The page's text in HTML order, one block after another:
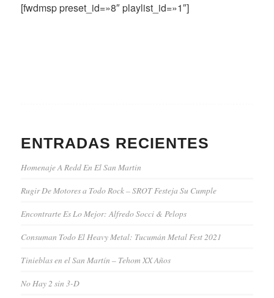
[fwdmsp preset_id=»8″ playlist_id=»1″]
ENTRADAS RECIENTES
Homenaje A Redd En El San Martin
Rugir De Motores a Todo Rock – SROT Festeja Su Cumple
Encontrarte Es Lo Mejor: Alfredo Socci & Pelops
Consuman Todo El Heavy Metal: Tucumán Metal Fest 2021
Tinieblas en el San Martín – Tehom XX Años
No Hay 2 sin 3-D